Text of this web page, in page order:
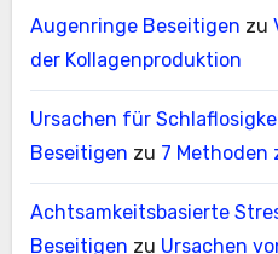
Augenringe Beseitigen zu
der Kollagenproduktion
Ursachen für
Beseitigen zu 7 Methoden
Achtsamkeitsbasierte
Beseitigen zu Ursachen